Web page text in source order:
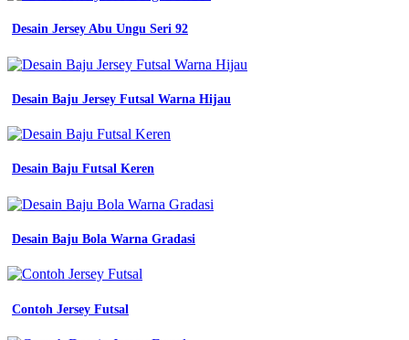
Desain Jersey Abu Ungu Seri 92
Desain Baju Jersey Futsal Warna Hijau
Desain Baju Futsal Keren
Desain Baju Bola Warna Gradasi
Contoh Jersey Futsal